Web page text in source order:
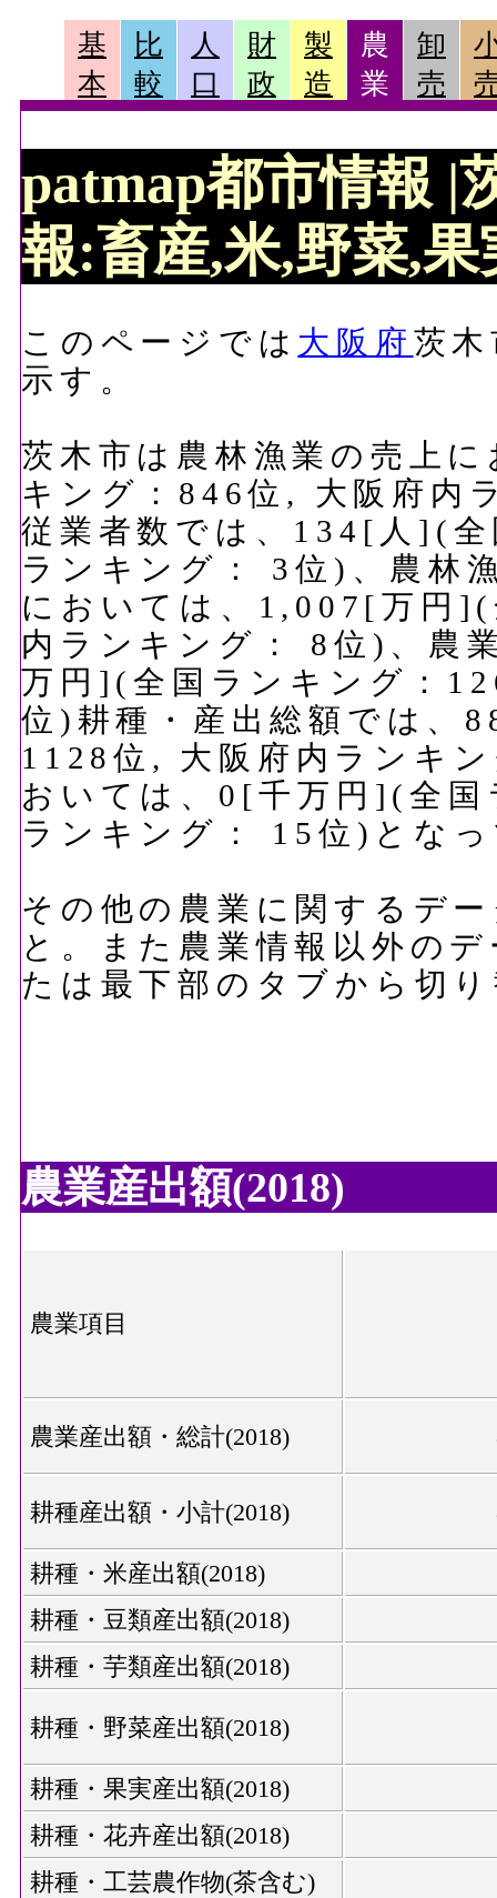
基
本
比
較
人
口
財
政
製
造
農
業
卸
売
patmap都市情報 |
報:畜産,米,野菜,果
このページでは 大阪府 茨
示す。
茨木市は農林漁業の売上
キング：846位, 大阪府内
従業者数では、134[人](
ランキング： 3位)、農林
においては、1,007[万円
内ランキング： 8位)、農
万円](全国ランキング：
位)耕種・産出総額では、
1128位, 大阪府内ランキ
おいては、0[千万円](全
ランキング： 15位)とな
その他の農業に関するデ
と。また農業情報以外の
たは最下部のタブから切
農業産出額(2018)
農業項目
農業産出額・総計(2018)
耕種産出額・小計(2018)
耕種・米産出額(2018)
耕種・豆類産出額(2018)
耕種・芋類産出額(2018)
耕種・野菜産出額(2018)
耕種・果実産出額(2018)
耕種・花卉産出額(2018)
耕種・工芸農作物(茶含む)